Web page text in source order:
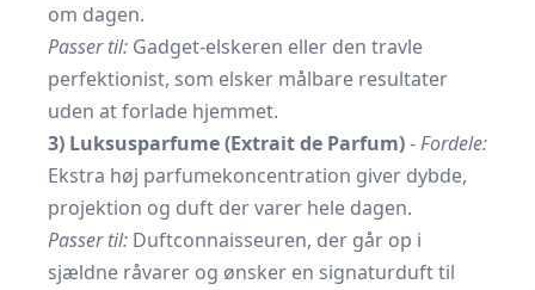
om dagen.
Passer til: Gadget-elskeren eller den travle
perfektionist, som elsker målbare resultater
uden at forlade hjemmet.
3) Luksusparfume (Extrait de Parfum)-Fordele:
Ekstra høj parfumekoncentration giver dybde,
projektion og duft der varer hele dagen.
Passer til: Duftconnaisseuren, der går op i
sjældne råvarer og ønsker en signaturduft til